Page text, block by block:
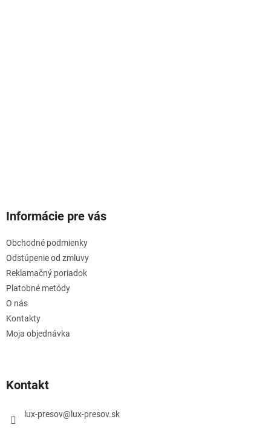
Informácie pre vás
Obchodné podmienky
Odstúpenie od zmluvy
Reklamačný poriadok
Platobné metódy
O nás
Kontakty
Moja objednávka
Kontakt
lux-presov@ lux-presov.sk